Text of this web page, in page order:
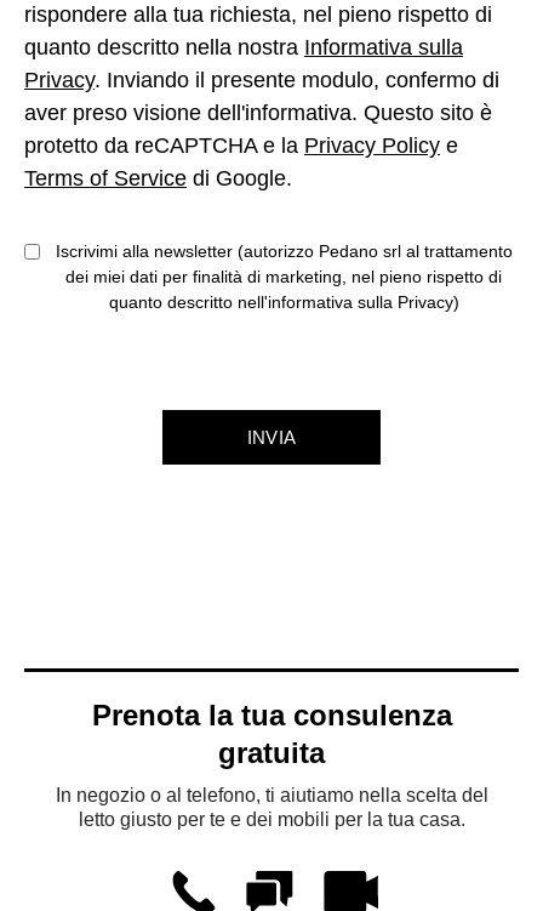
rispondere alla tua richiesta, nel pieno rispetto di
quanto descritto nella nostra Informativa sulla
Privacy. Inviando il presente modulo, confermo di
aver preso visione dell'informativa. Questo sito è
protetto da reCAPTCHA e la Privacy Policy e
Terms of Service di Google.
Iscrivimi alla newsletter (autorizzo Pedano srl al trattamento
dei miei dati per finalità di marketing, nel pieno rispetto di
quanto descritto nell'informativa sulla Privacy)
Prenota la tua consulenza
gratuita
In negozio o al telefono, ti aiutiamo nella scelta del
letto giusto per te e dei mobili per la tua casa.